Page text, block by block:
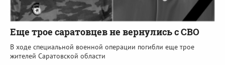
Еще трое саратовцев не вернулись с СВО
В ходе специальной военной операции погибли еще трое
жителей Саратовской области